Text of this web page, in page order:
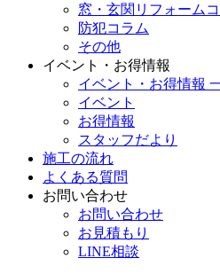
窓・玄関リフォーム
防犯コラム
その他
イベント・お得情報
イベント・お得情報
イベント
お得情報
スタッフだより
施工の流れ
よくある質問
お問い合わせ
お問い合わせ
お見積もり
LINE相談